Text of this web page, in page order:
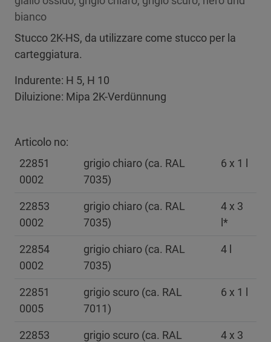
bianco
Stucco 2K-HS, da utilizzare come stucco per la
carteggiatura.
Indurente: H 5, H 10
Diluizione: Mipa 2K-Verdünnung
Articolo no:
22851
0002
grigio chiaro (ca. RAL
7035)
6 x 1 l
22853
0002
grigio chiaro (ca. RAL
7035)
4 x 3
l*
22854
0002
grigio chiaro (ca. RAL
7035)
4 l
22851
0005
grigio scuro (ca. RAL
7011)
6 x 1 l
22853
grigio scuro (ca. RAL
4 x 3